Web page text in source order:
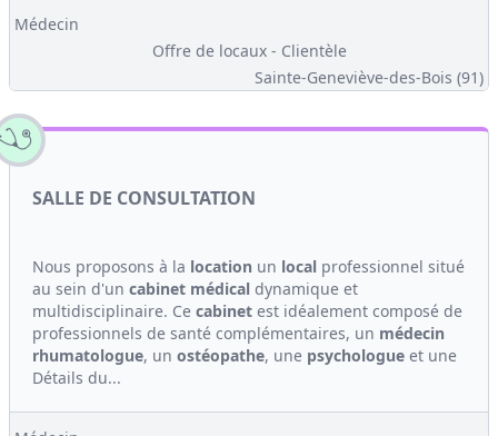
Médecin
Offre de locaux - Clientèle
Sainte-Geneviève-des-Bois (91)
SALLE DE CONSULTATION
Nous proposons à la location un local professionnel situé
au sein d'un cabinet médical dynamique et
multidisciplinaire. Ce cabinet est idéalement composé de
professionnels de santé complémentaires, un médecin
rhumatologue, un ostéopathe, une psychologue et une
Détails du...